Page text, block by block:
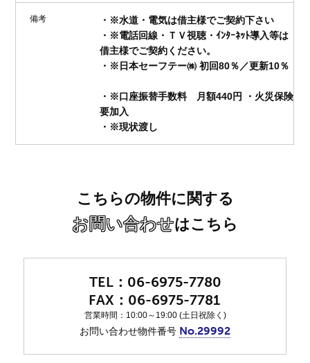
備考
・※水道・電気は借主様でご契約下さい
・※電話回線・ＴＶ視聴・ｲﾝﾀｰﾈｯﾄ導入等は
借主様でご契約ください。
・※日本セーフテー㈱ 初回80％／更新10％
・※口座振替手数料 月額440円 ・火災保険
要加入
・※現状渡し
こちらの物件に関する
お問い合わせはこちら
06-6975-7780
06-6975-7781
営業時間：10:00～19:00 (土日祝除く)
お問い合わせ物件番号 No.29992